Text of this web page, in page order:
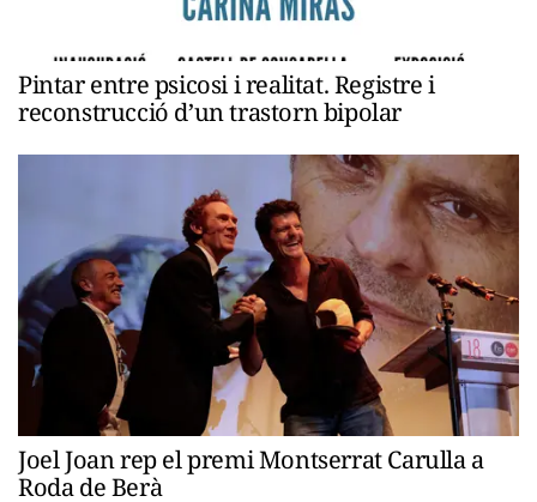
Pintar entre psicosi i realitat. Registre i
reconstrucció d’un trastorn bipolar
Joel Joan rep el premi Montserrat Carulla a
Roda de Berà